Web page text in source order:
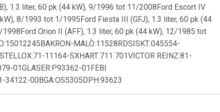
1.3 liter, 60 pk (44 kW), 9/1996 tot 11/2008Ford Escort IV
8/1993 tot 1/1995Ford Fiesta III (GFJ), 1.3 liter, 60 pk (44
Orion II (AFF), 1.3 liter, 60 pk (44 kW), 12/1985 tot
MALÒ:11528RDSISKT:045554-
11164-SXHART:711 701VICTOR REINZ:81-
01GLASER:P93362-01FEBI
34122-00BGA:OS5305DPH:93623